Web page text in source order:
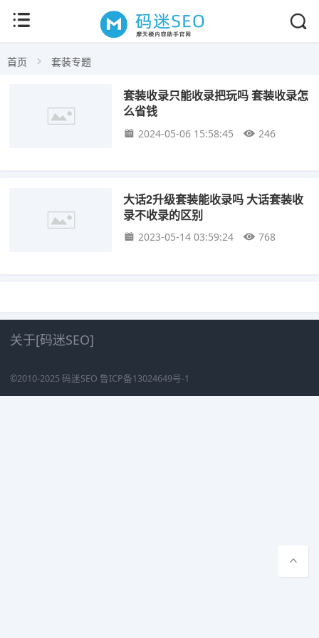
首页 套装专题
套装收录只能收录把玩吗 套装收录怎
么省钱
2024-05-06 15:58:45 246
大话2升级套装能收录吗 大话套装收
录不收录的区别
2023-05-14 03:59:24 768
关于[码迷SEO]
©2010-2025码迷SEO 鲁ICP备13024649号-1